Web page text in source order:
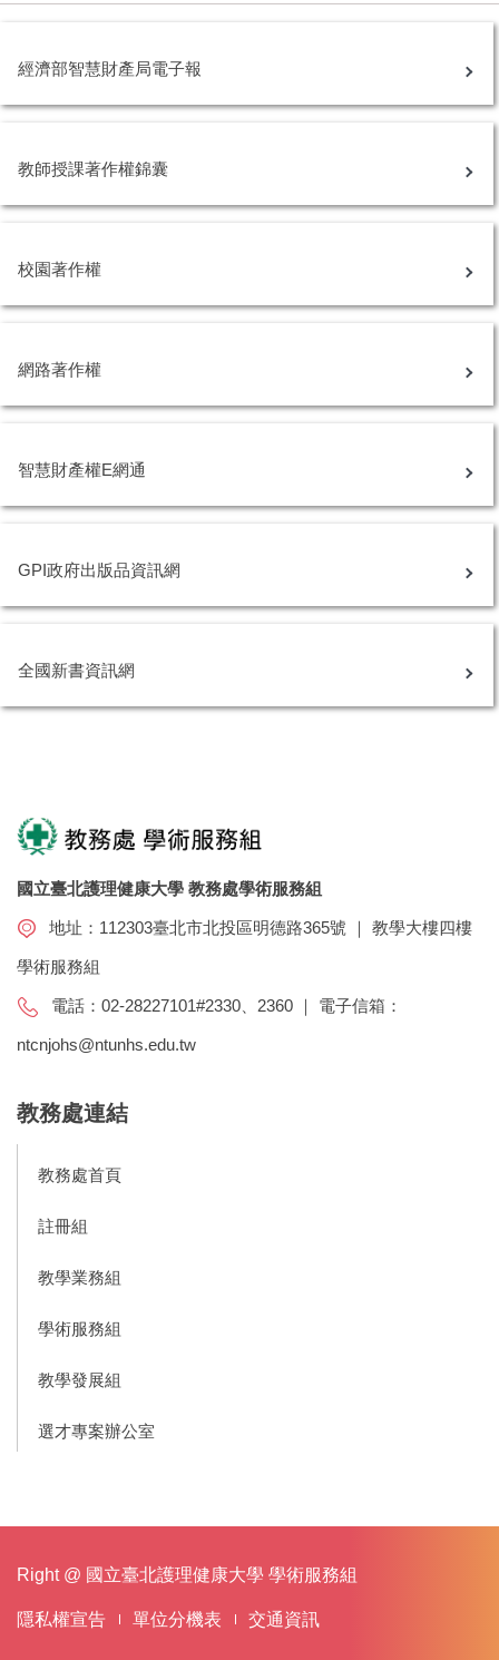
經濟部智慧財產局電子報
教師授課著作權錦囊
校園著作權
網路著作權
智慧財產權E網通
GPI政府出版品資訊網
全國新書資訊網
國立臺北護理健康大學 教務處學術服務組
地址：112303臺北市北投區明德路365號 ｜ 教學大樓四樓
學術服務組
電話：02-28227101#2330、2360 ｜ 電子信箱：
ntcnjohs@ntunhs.edu.tw
教務處連結
教務處首頁
註冊組
教學業務組
學術服務組
教學發展組
選才專案辦公室
Right @ 國立臺北護理健康大學 學術服務組
隱私權宣告 單位分機表 交通資訊